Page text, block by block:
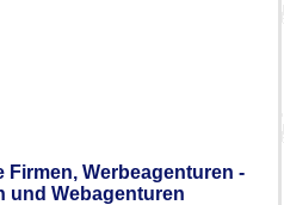
Werbeagenturen -
und Webagenturen